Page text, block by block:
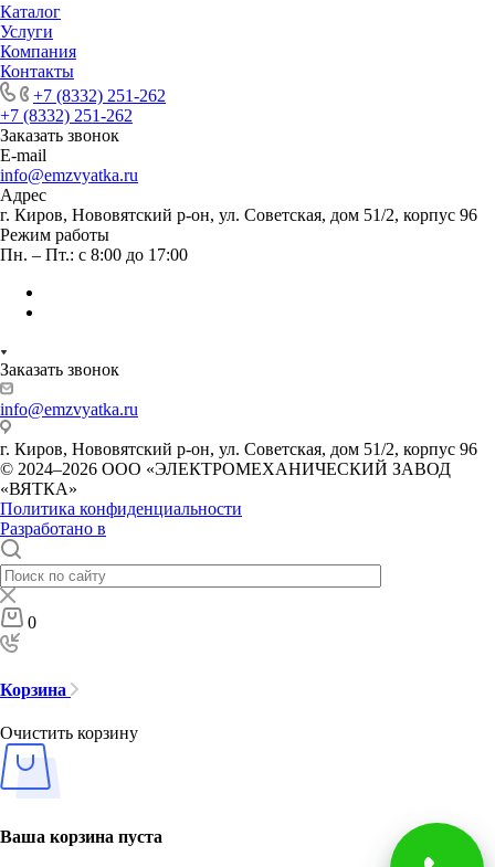
Каталог
Услуги
Компания
Контакты
+7 (8332) 251-262
+7 (8332) 251-262
Заказать звонок
E-mail
info@emzvyatka.ru
Адрес
г. Киров, Нововятский р-он, ул. Советская, дом 51/2, корпус 96
Режим работы
Пн. – Пт.: с 8:00 до 17:00
Заказать звонок
info@emzvyatka.ru
г. Киров, Нововятский р-он, ул. Советская, дом 51/2, корпус 96
© 2024–2026 ООО «ЭЛЕКТРОМЕХАНИЧЕСКИЙ ЗАВОД
«ВЯТКА»
Политика конфиденциальности
Разработано в
0
Корзина
Очистить корзину
Ваша корзина пуста